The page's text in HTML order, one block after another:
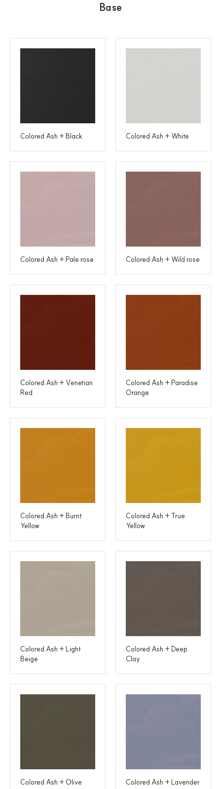
Base
Colored Ash + Black Colored Ash + White
Colored Ash + Pale rose Colored Ash + Wild rose
Colored Ash + Venetian
Red
Colored Ash + Paradise
Orange
Colored Ash + Burnt
Yellow
Colored Ash + True
Yellow
Colored Ash + Light
Beige
Colored Ash + Deep
Clay
Colored Ash + Olive
Colored Ash + Lavender